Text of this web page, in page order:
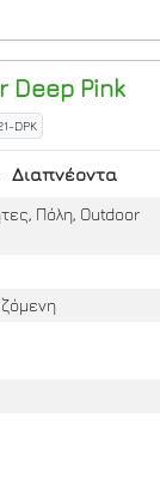
Deep Pink
DPK
Διαπνέοντα
Πόλη, Outdoor